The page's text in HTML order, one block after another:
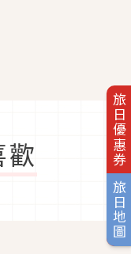
旅日優惠券
旅日地圖